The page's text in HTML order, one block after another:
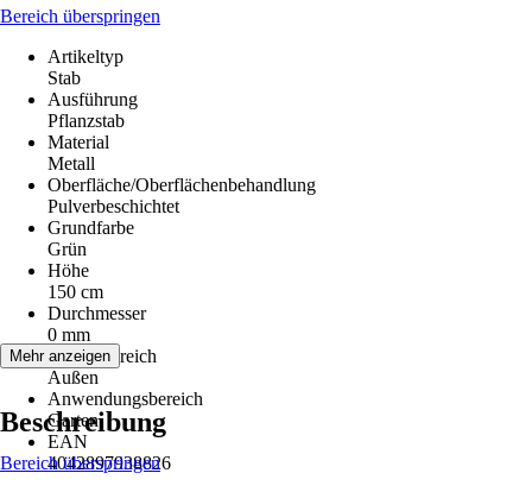
Bereich überspringen
Artikeltyp
Stab
Ausführung
Pflanzstab
Material
Metall
Oberfläche/Oberflächenbehandlung
Pulverbeschichtet
Grundfarbe
Grün
Höhe
150 cm
Durchmesser
0 mm
Einsatzbereich
Außen
Anwendungsbereich
Garten
EAN
4042897938826
Mehr anzeigen
Beschreibung
Bereich überspringen